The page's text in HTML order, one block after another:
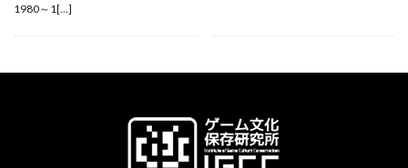
1980～1[…]